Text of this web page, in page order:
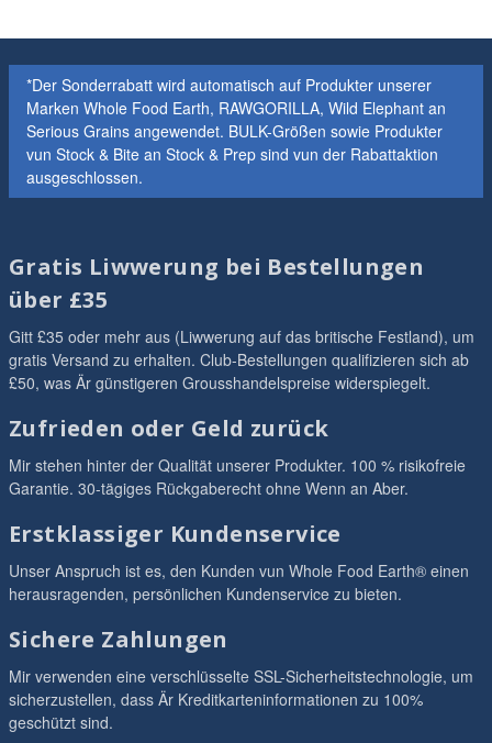
*Der Sonderrabatt wird automatisch auf Produkter unserer
Marken Whole Food Earth, RAWGORILLA, Wild Elephant an
Serious Grains angewendet. BULK-Größen sowie Produkter
vun Stock & Bite an Stock & Prep sind vun der Rabattaktion
ausgeschlossen.
Gratis Liwwerung bei Bestellungen
über £35
Gitt £35 oder mehr aus (Liwwerung auf das britische Festland), um
gratis Versand zu erhalten. Club-Bestellungen qualifizieren sich ab
£50, was Är günstigeren Grousshandelspreise widerspiegelt.
Zufrieden oder Geld zurück
Mir stehen hinter der Qualität unserer Produkter. 100 % risikofreie
Garantie. 30-tägiges Rückgaberecht ohne Wenn an Aber.
Erstklassiger Kundenservice
Unser Anspruch ist es, den Kunden vun Whole Food Earth® einen
herausragenden, persönlichen Kundenservice zu bieten.
Sichere Zahlungen
Mir verwenden eine verschlüsselte SSL-Sicherheitstechnologie, um
sicherzustellen, dass Är Kreditkarteninformationen zu 100%
geschützt sind.